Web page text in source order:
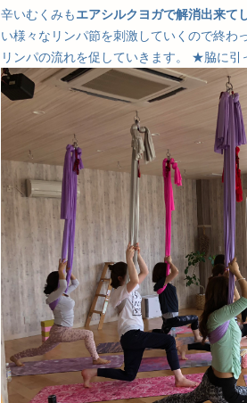
辛いむくみもエアシルクヨガで解消出来て
い様々なリンパ節を刺激していくので終わ
リンパの流れを促していきます。 ★脇に